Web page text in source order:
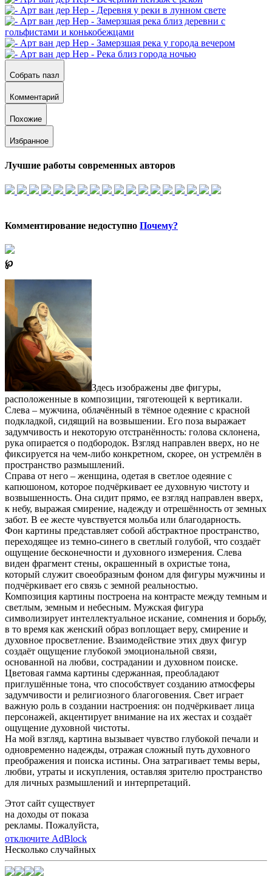
Собрать пазл
Комментарий
Похожие
Избранное
Лучшие работы современных авторов
Комментирование недоступно Почему?
℘
Здесь изображены две фигуры,
расположенные в композиции, тяготеющей к вертикали.
Слева – мужчина, облачённый в тёмное одеяние с красной
подкладкой, сидящий на возвышении. Его поза выражает
задумчивость и некоторую отстранённость: голова склонена,
рука опирается о подбородок. Взгляд направлен вверх, но не
фиксируется на чем-либо конкретном, скорее, он устремлён в
пространство размышлений.
Справа от него – женщина, одетая в светлое одеяние с
капюшоном, которое подчёркивает ее духовную чистоту и
возвышенность. Она сидит прямо, ее взгляд направлен вверх,
к небу, выражая смирение, надежду и отрешённость от земных
забот. В ее жесте чувствуется мольба или благодарность.
Фон картины представляет собой абстрактное пространство,
переходящее из темно-синего в светлый голубой, что создаёт
ощущение бесконечности и духовного измерения. Слева
виден фрагмент стены, окрашенный в охристые тона,
который служит своеобразным фоном для фигуры мужчины и
подчёркивает его связь с земной реальностью.
Композиция картины построена на контрасте между темным и
светлым, земным и небесным. Мужская фигура
символизирует интеллектуальное искание, сомнения и борьбу,
в то время как женский образ воплощает веру, смирение и
духовное просветление. Взаимодействие этих двух фигур
создаёт ощущение глубокой эмоциональной связи,
основанной на любви, сострадании и духовном поиске.
Цветовая гамма картины сдержанная, преобладают
приглушённые тона, что способствует созданию атмосферы
задумчивости и религиозного благоговения. Свет играет
важную роль в создании настроения: он подчёркивает лица
персонажей, акцентирует внимание на их жестах и создаёт
ощущение духовной чистоты.
На мой взгляд, картина вызывает чувство глубокой печали и
одновременно надежды, отражая сложный путь духовного
преображения и поиска истины. Она затрагивает темы веры,
любви, утраты и искупления, оставляя зрителю пространство
для личных размышлений и интерпретаций.
Этот сайт существует
на доходы от показа
рекламы. Пожалуйста,
отключите AdBlock
Несколько случайных